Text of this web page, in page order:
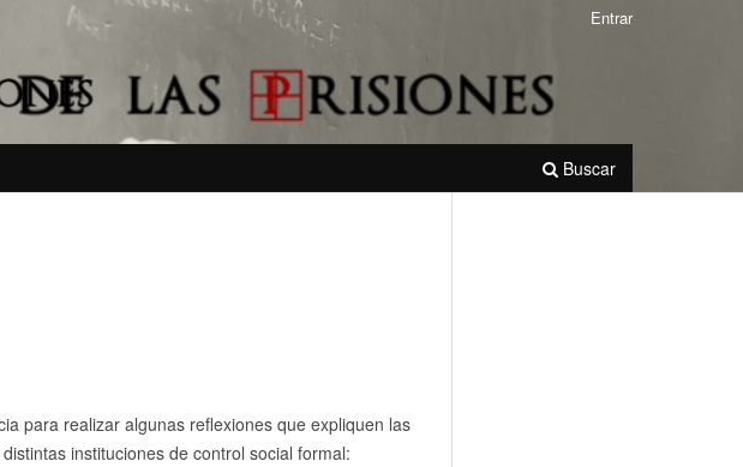
Buscar
Entrar
para realizar algunas reflexiones que expliquen las
instituciones de control social formal: